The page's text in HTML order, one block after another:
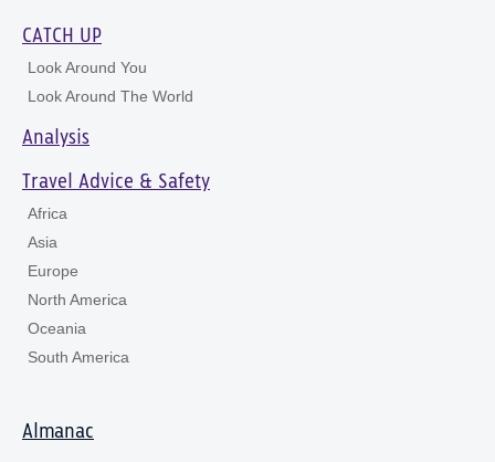
CATCH UP
Look Around You
Look Around The World
Analysis
Travel Advice & Safety
Africa
Asia
Europe
North America
Oceania
South America
Almanac